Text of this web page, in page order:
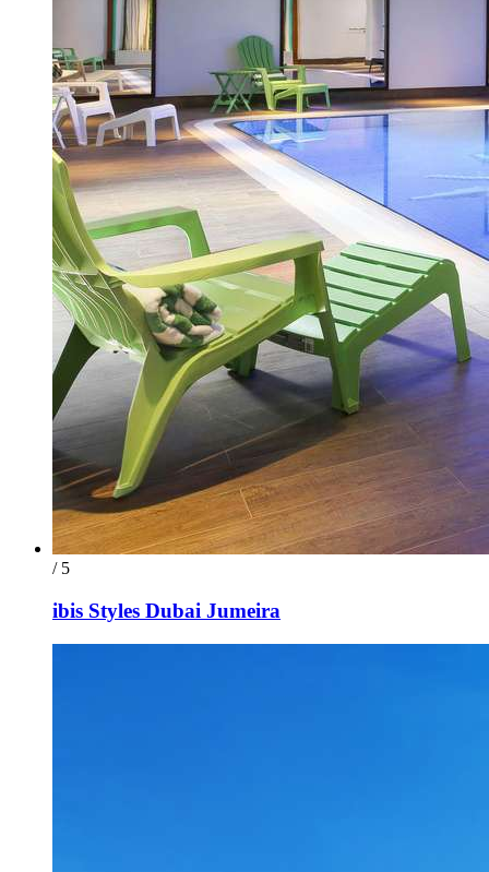
/ 5
ibis Styles Dubai Jumeira